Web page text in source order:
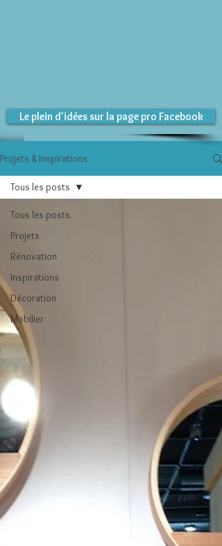
Le plein d'idées sur la page pro Facebook
Projets & Inspirations
Tous les posts
Projets
Rénovation
Inspirations
Décoration
Mobilier
Tous les posts